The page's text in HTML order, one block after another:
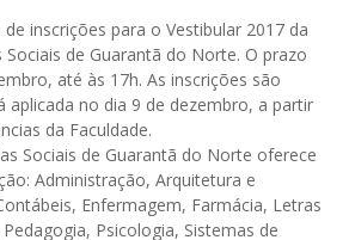
inscrições para o Vestibular 2017 da
Sociais de Guarantã do Norte. O prazo
até às 17h. As inscrições são
aplicada no dia 9 de dezembro, a partir
da Faculdade.
Sociais de Guarantã do Norte oferece
Administração, Arquitetura e
Enfermagem, Farmácia, Letras
Psicologia, Sistemas de